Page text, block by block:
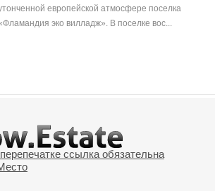
европейской атмосфере поселка
эко вилладж». В поселке вос...
ссылка обязательна